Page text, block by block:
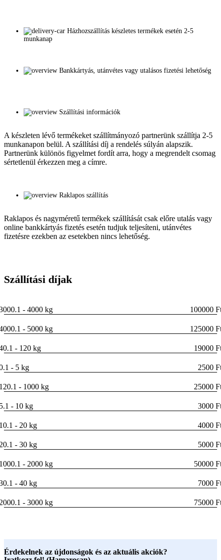
Házhozszállítás készletes termékek esetén 2-5
munkanap
Bankkártyás, utánvétes vagy utalásos fizetési lehetőség
Szállítási információk
A készleten lévő termékeket szállítmányozó partnerünk szállítja 2-5
munkanapon belül. A szállítási díj a rendelés súlyán alapszik.
Partnerünk különös figyelmet fordít arra, hogy a megrendelt csomag
sértetlenül érkezzen meg a címre.
Raklapos szállítás
Raklapos és nagyméretű termékek szállítását csak előre utalás vagy
online bankkártyás fizetés esetén tudjuk teljesíteni, utánvétes
fizetésre ezekben az esetekben nincs lehetőség.
Szállítási díjak
- 4000 kg 100000
- 5000 kg 125000
- 120 kg 19000
- 5 kg 2500
- 1000 kg 25000
- 10 kg 3000
- 20 kg 4000
- 30 kg 5000
- 2000 kg 50000
- 40 kg 7000
- 3000 kg 75000
Érdekelnek az újdonságok és az aktuális akciók?